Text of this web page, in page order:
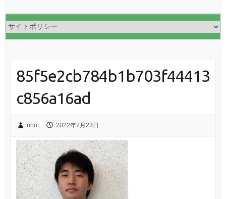
85f5e2cb784b1b703f44413
c856a16ad
ono 2022年7月23日